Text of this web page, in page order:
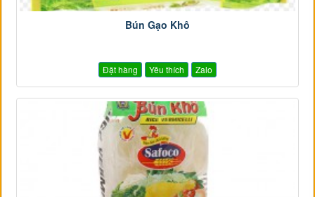
Bún Gạo Khô
Đặt hàng Yêu thích Zalo